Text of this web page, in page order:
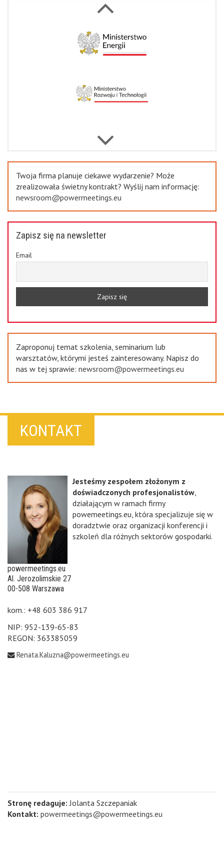
Twoja firma planuje ciekawe wydarzenie? Może
zrealizowała świetny kontrakt? Wyślij nam informację:
newsroom@powermeetings.eu
Zapisz się na newsletter
Email
Zaproponuj temat szkolenia, seminarium lub
warsztatów, którymi jesteś zainteresowany. Napisz do
nas w tej sprawie: newsroom@powermeetings.eu
KONTAKT
Jesteśmy zespołem złożonym z
doświadczonych profesjonalistów
działającym w ramach firmy
powemeetings.eu, która specjalizuje się w
doradztwie oraz organizacji konferencji i
szkoleń dla różnych sektorów gospodarki.
powermeetings.eu
Al. Jerozolimskie 27
00-508 Warszawa
kom.: +48 603 386 917
NIP: 952-139-65-83
REGON: 363385059
Renata.Kaluzna@powermeetings.eu
Stronę redaguje: Jolanta Szczepaniak
Kontakt: powermeetings@powermeetings.eu